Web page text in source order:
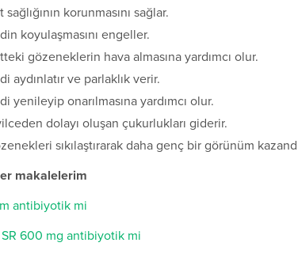
sağlığının korunmasını sağlar.
koyulaşmasını engeller.
gözeneklerin hava almasına yardımcı olur.
aydınlatır ve parlaklık verir.
yenileyip onarılmasına yardımcı olur.
dolayı oluşan çukurlukları giderir.
sıkılaştırarak daha genç bir görünüm
makalelerim
antibiyotik mi
SR 600 mg antibiyotik mi